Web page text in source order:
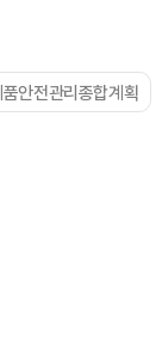
안전관리종합계획